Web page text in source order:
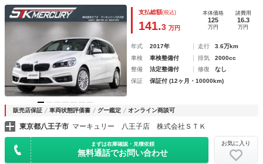
リアＰゲート・シートヒーター・キセノン・リアＰゲート・Ｐ
シート・シートメモリー・Ａストップ・衝突軽減・車線逸脱・
コンフォートアクセス・ＥＴＣ
支払総額(税込)
141.3 万円
本体価格
125
万円
諸費用
16.3
万円
年式 2017年 走行
3.6万km
車検
車検整備付 排気
2000cc
整備
法定整備付 修復
なし
保証
保証付 (12ヶ月・10000km)
販売店保証 車両状態評価書 グー鑑定 オンライン商談可
東京都八王子市 マーキュリー 八王子店 株式会社ＳＴＫ
まずは在庫確認・見積依頼
無料通話でお問い合わせ
お気に入り